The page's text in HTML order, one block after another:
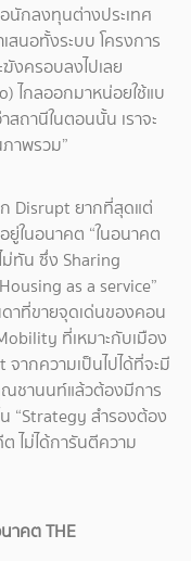
นักลงทุนต่างประเทศ
สนอทั้งระบบ โครงการ
งครอบลงไปเลย
ไกลออกมาหน่อยใช้แบ
ถานีในตอนนั้น เราจะ
าพรวม”
Disrupt ยากที่สุดแต่
ในอนาคต “ในอนาคต
ม่ทัน ซึ่ง Sharing
as a service”
าที่ขายจุดเด่นของคอน
ที่เหมาะกับเมือง
ากความเป็นไปได้ที่จะมี
ณชานนท์แล้วต้องมีการ
“Strategy สำรองต้อง
ไม่ได้การันตีความ
าคต THE